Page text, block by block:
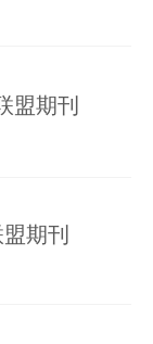
盟期刊
期刊